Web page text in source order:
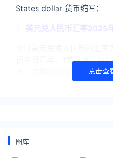
States dollar 货币缩写：
美元兑人民币汇率2025
据今日汇率，1美元可兑换
考，交易时以银行柜台成交
States dollar 货币缩写：
参考，交易时以银行柜台成
点击查
图库